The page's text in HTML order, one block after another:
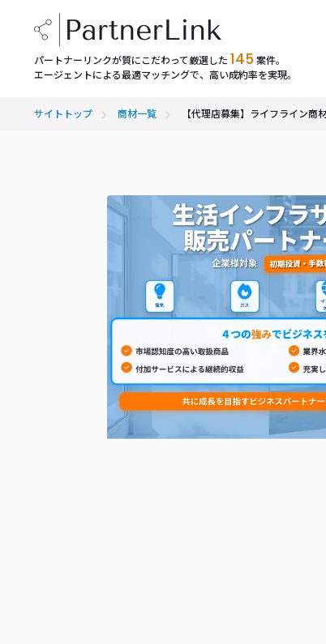
パートナーリンクが質にこだわって厳選した 145 案件。
エージェントによる最適マッチングで、高い成約率を実現。
サイトトップ 商材一覧 【代理店募集】ライフライン商